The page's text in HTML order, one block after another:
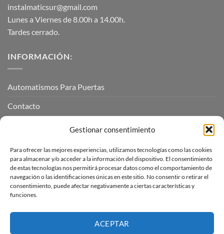
Gestionar consentimiento
Para ofrecer las mejores experiencias, utilizamos tecnologías como las cookies
para almacenar y/o acceder a la información del dispositivo. El consentimiento
de estas tecnologías nos permitirá procesar datos como el comportamiento de
navegación o las identificaciones únicas en este sitio. No consentir o retirar el
consentimiento, puede afectar negativamente a ciertas características y
funciones.
ACEPTAR
instalmaticsur@gmail.com
Lunes a Viernes de 8.00h a 14.00h.
Tardes cerrado.
INFORMACIÓN:
Automatismos Para Puertas
Contacto
INFORMACIÓN LEGAL
Aviso Legal